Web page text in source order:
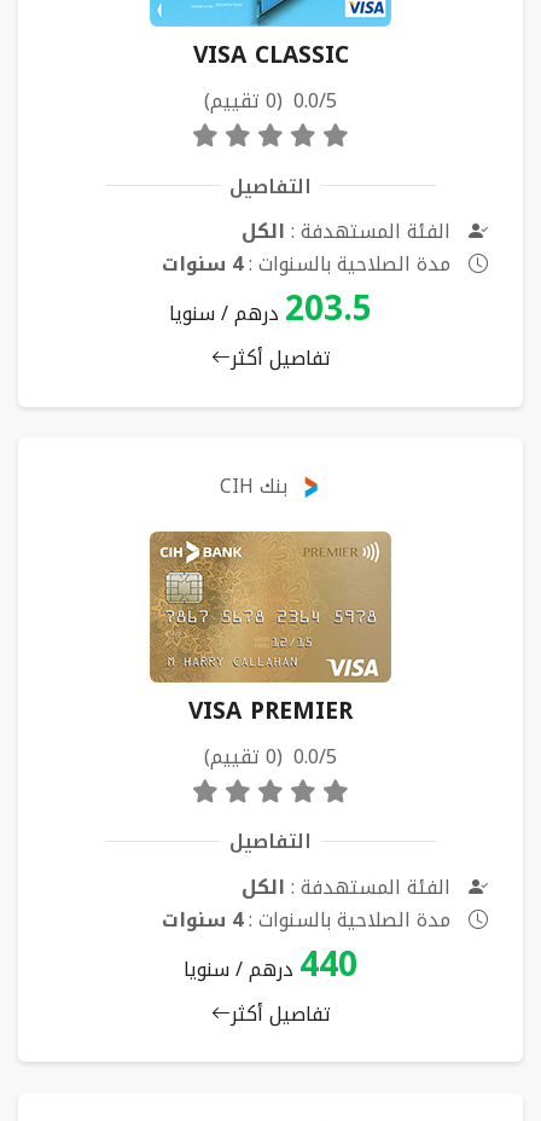
VISA CLASSIC
0.0/5 (0 تقييم)
التفاصيل
الفئة المستهدفة :الكل
مدة الصلاحية بالسنوات :4 سنوات
203.5 درهم / سنويا
تفاصيل أكثر
بنك CIH
VISA PREMIER
0.0/5 (0 تقييم)
التفاصيل
الفئة المستهدفة :الكل
مدة الصلاحية بالسنوات :4 سنوات
440 درهم / سنويا
تفاصيل أكثر